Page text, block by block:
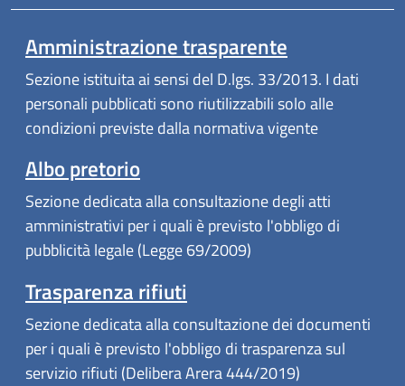
Amministrazione trasparente
Sezione istituita ai sensi del D.lgs. 33/2013. I dati
personali pubblicati sono riutilizzabili solo alle
condizioni previste dalla normativa vigente
Albo pretorio
Sezione dedicata alla consultazione degli atti
amministrativi per i quali è previsto l'obbligo di
pubblicità legale (Legge 69/2009)
Trasparenza rifiuti
Sezione dedicata alla consultazione dei documenti
per i quali è previsto l'obbligo di trasparenza sul
servizio rifiuti (Delibera Arera 444/2019)